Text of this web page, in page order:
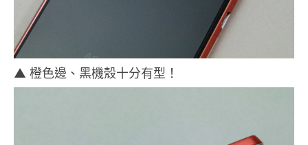
▲ 橙色邊、黑機殼十分有型！